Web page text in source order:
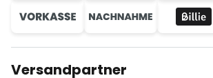
Versandpartner